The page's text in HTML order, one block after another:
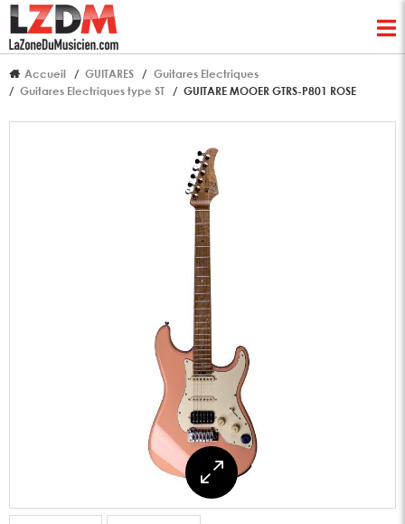
Accueil GUITARES
Guitares Electriques
Guitares Electriques type ST
GUITARE MOOER GTRS-P801 ROSE